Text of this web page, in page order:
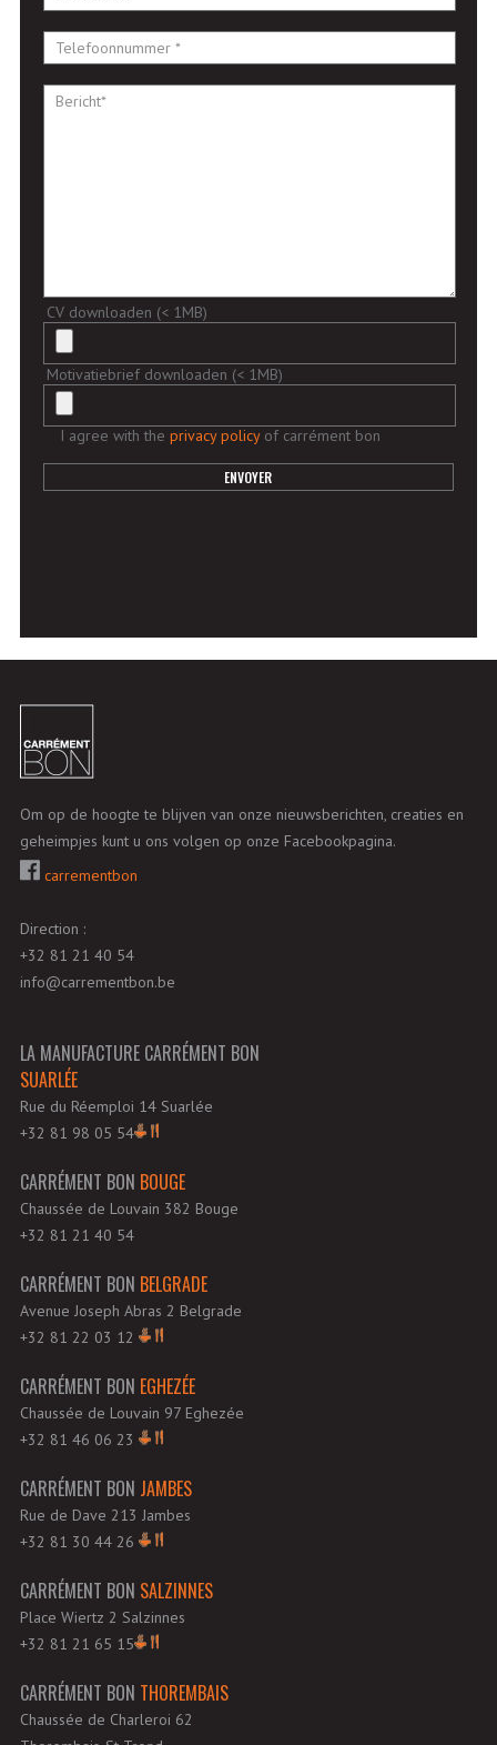
CV downloaden (< 1MB)
Motivatiebrief downloaden (< 1MB)
I agree with the privacy policyof carrément bon
Om op de hoogte te blijven van onze nieuwsberichten, creaties en
geheimpjes kunt u ons volgen op onze Facebookpagina.
carrementbon
Direction :
+32 81 21 40 54
info@carrementbon.be
LA MANUFACTURE CARRÉMENT BON
SUARLÉE
Rue du Réemploi 14 Suarlée
+32 81 98 05 54
CARRÉMENT BON BOUGE
Chaussée de Louvain 382 Bouge
+32 81 21 40 54
CARRÉMENT BON BELGRADE
Avenue Joseph Abras 2 Belgrade
+32 81 22 03 12
CARRÉMENT BON EGHEZÉE
Chaussée de Louvain 97 Eghezée
+32 81 46 06 23
CARRÉMENT BON JAMBES
Rue de Dave 213 Jambes
+32 81 30 44 26
CARRÉMENT BON SALZINNES
Place Wiertz 2 Salzinnes
+32 81 21 65 15
CARRÉMENT BON THOREMBAIS
Chaussée de Charleroi 62